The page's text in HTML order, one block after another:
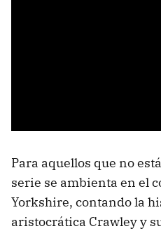
Para aquellos que no
serie se ambienta en el
Yorkshire, contando la
aristocrática Crawley y